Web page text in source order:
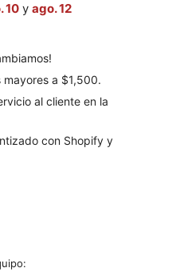
10 y ago. 12
a $1,500.
al cliente en la
con Shopify y